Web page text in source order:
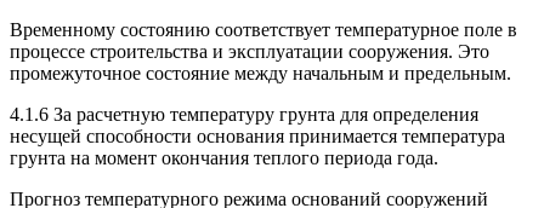
Временному состоянию соответствует температурное поле в
процессе строительства и эксплуатации сооружения. Это
промежуточное состояние между начальным и предельным.
4.1.6 За расчетную температуру грунта для определения
несущей способности основания принимается температура
грунта на момент окончания теплого периода года.
Прогноз температурного режима оснований сооружений